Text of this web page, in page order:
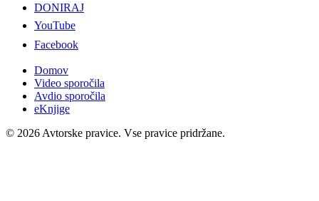
DONIRAJ
YouTube
Facebook
Domov
Video sporočila
Avdio sporočila
eKnjige
© 2026 Avtorske pravice. Vse pravice pridržane.